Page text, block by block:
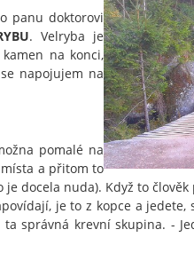
panu doktorovi
. Velryba je
na konci,
napojujem na
pomalé na
a přitom to
docela nuda). Když to
je to z kopce a jedete,
správná krevní skupina. -